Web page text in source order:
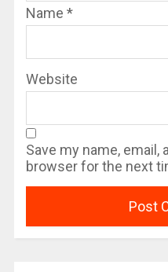
Name *
Website
Save my name, email,
browser for the next